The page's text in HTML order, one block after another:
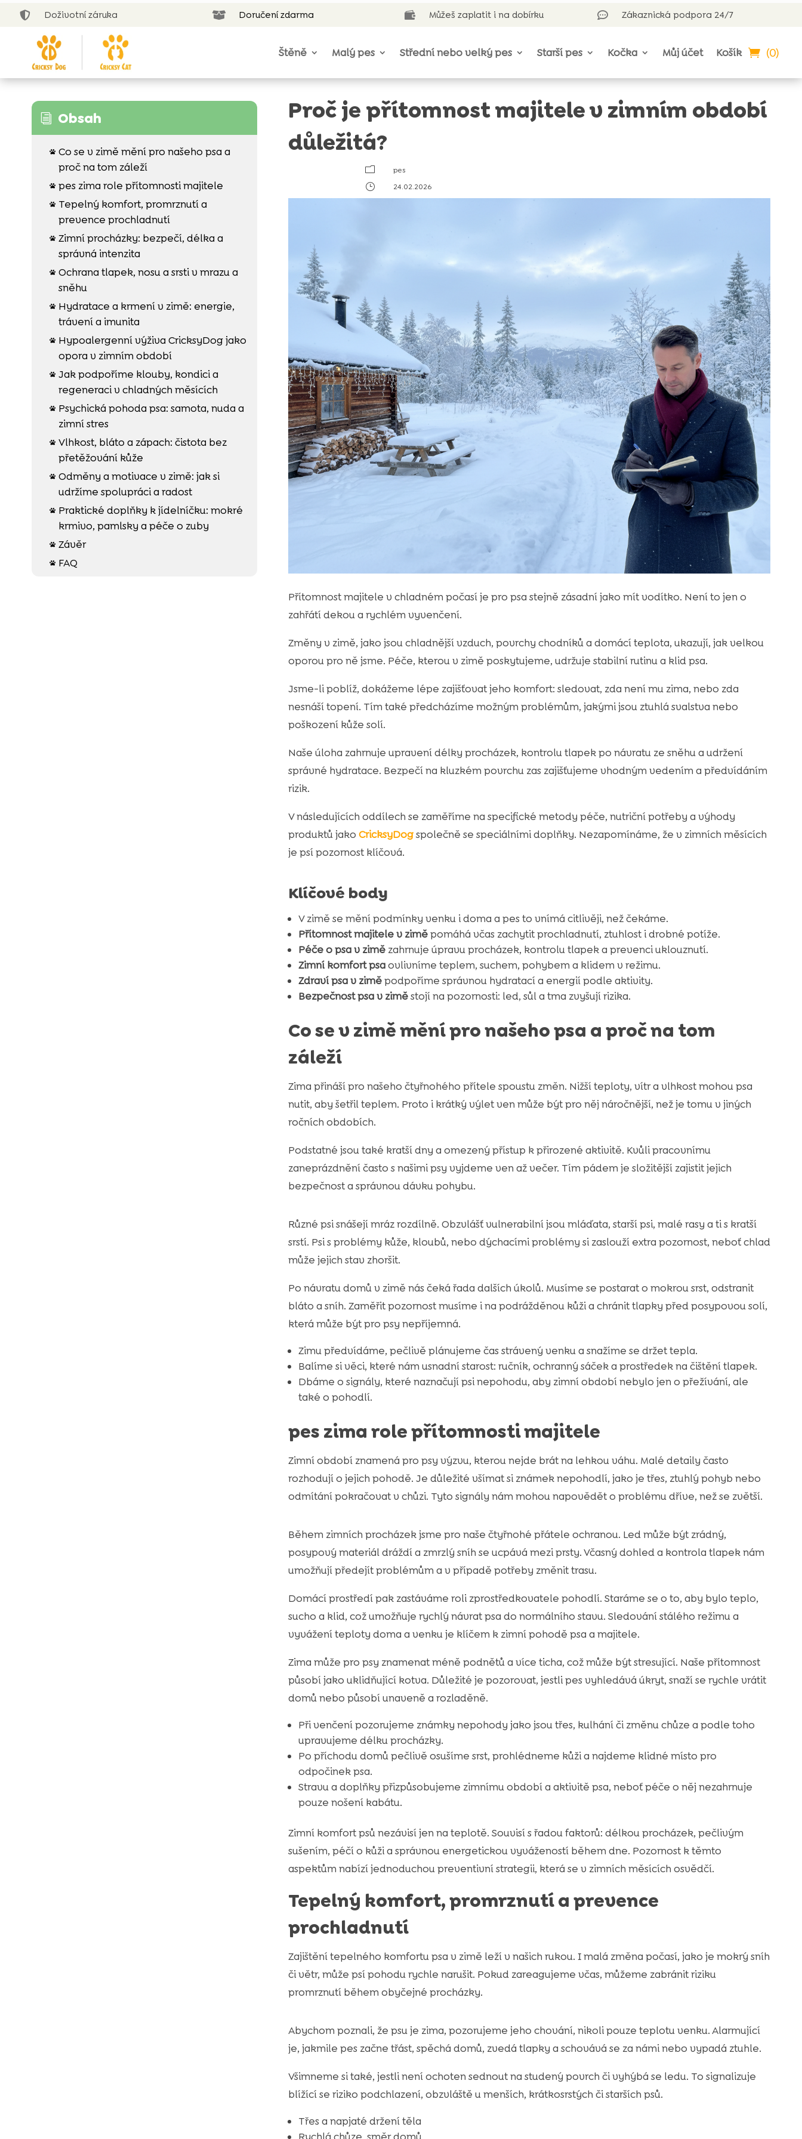
 Doživotní záruka  Doručení zdarma  Můžeš zaplatit i na dobírku  Zákaznická podpora 24/7
Štěně Malý pes Střední nebo velký pes Starší pes Kočka Můj účet Košík (0)
i Obsah
 Co se v zimě mění pro našeho psa a
proč na tom záleží
 pes zima role přítomnosti majitele

Tepelný komfort, promrznutí a
prevence prochladnutí
 Zimní procházky: bezpečí, délka a
správná intenzita
 Ochrana tlapek, nosu a srsti v mrazu a
sněhu

Hydratace a krmení v zimě: energie,
trávení a imunita

Hypoalergenní výživa CricksyDog jako
opora v zimním období
 Jak podpoříme klouby, kondici a
regeneraci v chladných měsících

Psychická pohoda psa: samota, nuda a
zimní stres
 Vlhkost, bláto a zápach: čistota bez
přetěžování kůže
 Odměny a motivace v zimě: jak si
udržíme spolupráci a radost

Praktické doplňky k jídelníčku: mokré
krmivo, pamlsky a péče o zuby
 Závěr
 FAQ
Proč je přítomnost majitele v zimním období
důležitá?
m
pes
}
24.02.2026
Přítomnost majitele v chladném počasí je pro psa stejně zásadní jako mít vodítko. Není to jen o
zahřátí dekou a rychlém vyvenčení.
Změny v zimě, jako jsou chladnější vzduch, povrchy chodníků a domácí teplota, ukazují, jak velkou
oporou pro ně jsme. Péče, kterou v zimě poskytujeme, udržuje stabilní rutinu a klid psa.
Jsme-li poblíž, dokážeme lépe zajišťovat jeho komfort: sledovat, zda není mu zima, nebo zda
nesnáší topení. Tím také předcházíme možným problémům, jakými jsou ztuhlá svalstva nebo
poškození kůže solí.
Naše úloha zahrnuje upravení délky procházek, kontrolu tlapek po návratu ze sněhu a udržení
správné hydratace. Bezpečí na kluzkém povrchu zas zajišťujeme vhodným vedením a předvídáním
rizik.
V následujících oddílech se zaměříme na specifické metody péče, nutriční potřeby a výhody
produktů jako CricksyDogspolečně se speciálními doplňky. Nezapomínáme, že v zimních měsících
je psí pozornost klíčová.
Klíčové body
V zimě se mění podmínky venku i doma a pes to vnímá citlivěji, než čekáme.
Přítomnost majitele v ziměpomáhá včas zachytit prochladnutí, ztuhlost i drobné potíže.
Péče o psa v zimězahrnuje úpravu procházek, kontrolu tlapek a prevenci uklouznutí.
Zimní komfort psaovlivníme teplem, suchem, pohybem a klidem v režimu.
Zdraví psa v ziměpodpoříme správnou hydratací a energií podle aktivity.
Bezpečnost psa v ziměstojí na pozornosti: led, sůl a tma zvyšují rizika.
Co se v zimě mění pro našeho psa a proč na tom
záleží
Zima přináší pro našeho čtyřnohého přítele spoustu změn. Nižší teploty, vítr a vlhkost mohou psa
nutit, aby šetřil teplem. Proto i krátký výlet ven může být pro něj náročnější, než je tomu v jiných
ročních obdobích.
Podstatné jsou také kratší dny a omezený přístup k přirozené aktivitě. Kvůli pracovnímu
zaneprázdnění často s našimi psy vyjdeme ven až večer. Tím pádem je složitější zajistit jejich
bezpečnost a správnou dávku pohybu.
Různé psi snášejí mráz rozdílně. Obzvlášť vulnerabilní jsou mláďata, starší psi, malé rasy a ti s kratší
srstí. Psi s problémy kůže, kloubů, nebo dýchacími problémy si zaslouží extra pozornost, neboť chlad
může jejich stav zhoršit.
Po návratu domů v zimě nás čeká řada dalších úkolů. Musíme se postarat o mokrou srst, odstranit
bláto a sníh. Zaměřit pozornost musíme i na podrážděnou kůži a chránit tlapky před posypovou solí,
která může být pro psy nepříjemná.
Zimu předvídáme, pečlivě plánujeme čas strávený venku a snažíme se držet tepla.
Balíme si věci, které nám usnadní starost: ručník, ochranný sáček a prostředek na čištění tlapek.
Dbáme o signály, které naznačují psi nepohodu, aby zimní období nebylo jen o přežívání, ale
také o pohodlí.
pes zima role přítomnosti majitele
Zimní období znamená pro psy výzvu, kterou nejde brát na lehkou váhu. Malé detaily často
rozhodují o jejich pohodě. Je důležité všímat si známek nepohodlí, jako je třes, ztuhlý pohyb nebo
odmítání pokračovat v chůzi. Tyto signály nám mohou napovědět o problému dříve, než se zvětší.
Během zimních procházek jsme pro naše čtyřnohé přátele ochranou. Led může být zrádný,
posypový materiál dráždí a zmrzlý sníh se ucpává mezi prsty. Včasný dohled a kontrola tlapek nám
umožňují předejít problémům a v případě potřeby změnit trasu.
Domácí prostředí pak zastáváme roli zprostředkovatele pohodlí. Staráme se o to, aby bylo teplo,
sucho a klid, což umožňuje rychlý návrat psa do normálního stavu. Sledování stálého režimu a
vyvážení teploty doma a venku je klíčem k zimní pohodě psa a majitele.
Zima může pro psy znamenat méně podnětů a více ticha, což může být stresující. Naše přítomnost
působí jako uklidňující kotva. Důležité je pozorovat, jestli pes vyhledává úkryt, snaží se rychle vrátit
domů nebo působí unaveně a rozladěně.
Při venčení pozorujeme známky nepohody jako jsou třes, kulhání či změnu chůze a podle toho
upravujeme délku procházky.
Po příchodu domů pečlivě osušíme srst, prohlédneme kůži a najdeme klidné místo pro
odpočinek psa.
Stravu a doplňky přizpůsobujeme zimnímu období a aktivitě psa, neboť péče o něj nezahrnuje
pouze nošení kabátu.
Zimní komfort psů nezávisí jen na teplotě. Souvisí s řadou faktorů: délkou procházek, pečlivým
sušením, péčí o kůži a správnou energetickou vyvážeností během dne. Pozornost k těmto
aspektům nabízí jednoduchou preventivní strategii, která se v zimních měsících osvědčí.
Tepelný komfort, promrznutí a prevence
prochladnutí
Zajištění tepelného komfortu psa v zimě leží v našich rukou. I malá změna počasí, jako je mokrý sníh
či větr, může psí pohodu rychle narušit. Pokud zareagujeme včas, můžeme zabránit riziku
promrznutí během obyčejné procházky.
Abychom poznali, že psu je zima, pozorujeme jeho chování, nikoli pouze teplotu venku. Alarmující
je, jakmile pes začne třást, spěchá domů, zvedá tlapky a schovává se za námi nebo vypadá ztuhle.
Všimneme si také, jestli není ochoten sednout na studený povrch či vyhýbá se ledu. To signalizuje
blížící se riziko podchlazení, obzvláště u menších, krátkosrstých či starších psů.
Třes a napjaté držení těla